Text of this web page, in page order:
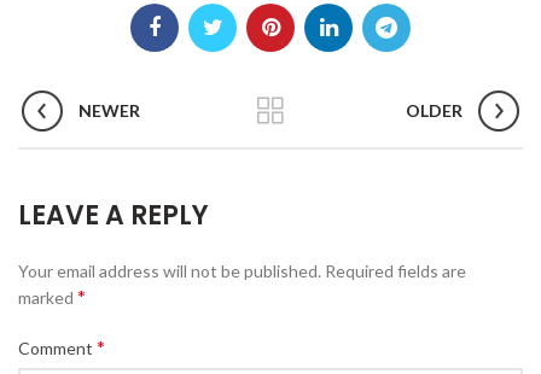
NEWER OLDER
LEAVE A REPLY
Your email address will not be published. Required fields are
marked *
Comment *